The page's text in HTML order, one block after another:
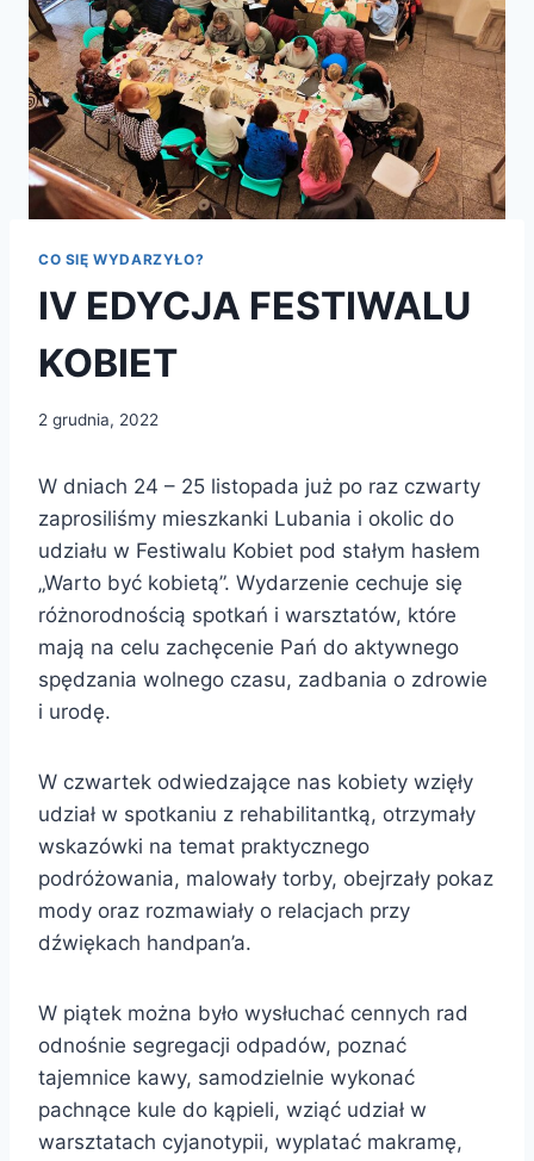
CO SIĘ WYDARZYŁO?
IV EDYCJA FESTIWALU
KOBIET
2 grudnia, 2022
W dniach 24 – 25 listopada już po raz czwarty
zaprosiliśmy mieszkanki Lubania i okolic do
udziału w Festiwalu Kobiet pod stałym hasłem
„Warto być kobietą”. Wydarzenie cechuje się
różnorodnością spotkań i warsztatów, które
mają na celu zachęcenie Pań do aktywnego
spędzania wolnego czasu, zadbania o zdrowie
i urodę.
W czwartek odwiedzające nas kobiety wzięły
udział w spotkaniu z rehabilitantką, otrzymały
wskazówki na temat praktycznego
podróżowania, malowały torby, obejrzały pokaz
mody oraz rozmawiały o relacjach przy
dźwiękach handpan’a.
W piątek można było wysłuchać cennych rad
odnośnie segregacji odpadów, poznać
tajemnice kawy, samodzielnie wykonać
pachnące kule do kąpieli, wziąć udział w
warsztatach cyjanotypii, wyplatać makramę,